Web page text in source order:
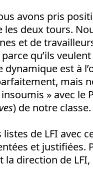
avons pris
les deux tours.
et de
qu’ils
dynamique est à
mais
» avec le
) de notre classe.
de LFI avec
et justifiées.
direction de LFI,